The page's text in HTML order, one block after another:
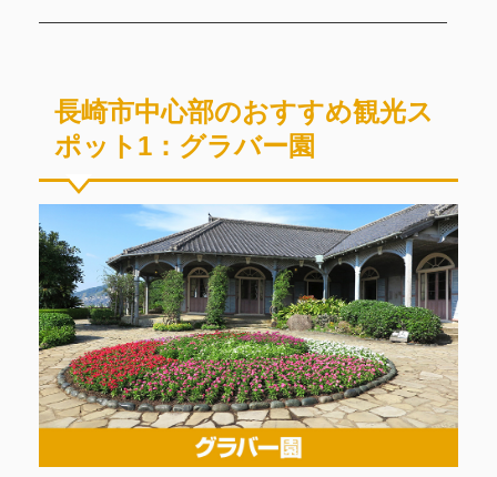
長崎市中心部のおすすめ観光ス
ポット1：グラバー園